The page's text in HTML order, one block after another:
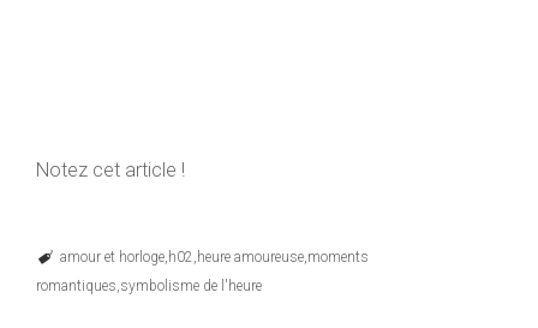
Notez cet article !
amour et horloge h02 heure amoureuse moments
romantiques symbolisme de l'heure